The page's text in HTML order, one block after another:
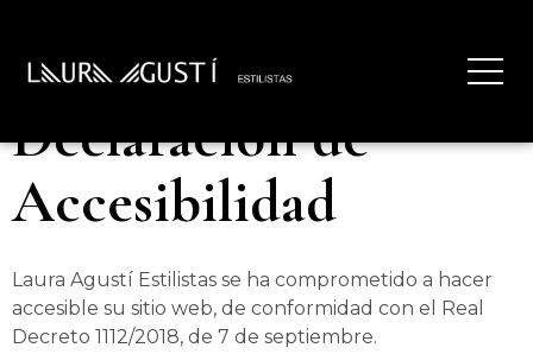
Declaración de
Accesibilidad
Laura Agustí Estilistas se ha comprometido a hacer
accesible su sitio web, de conformidad con el Real
Decreto 1112/2018, de 7 de septiembre.